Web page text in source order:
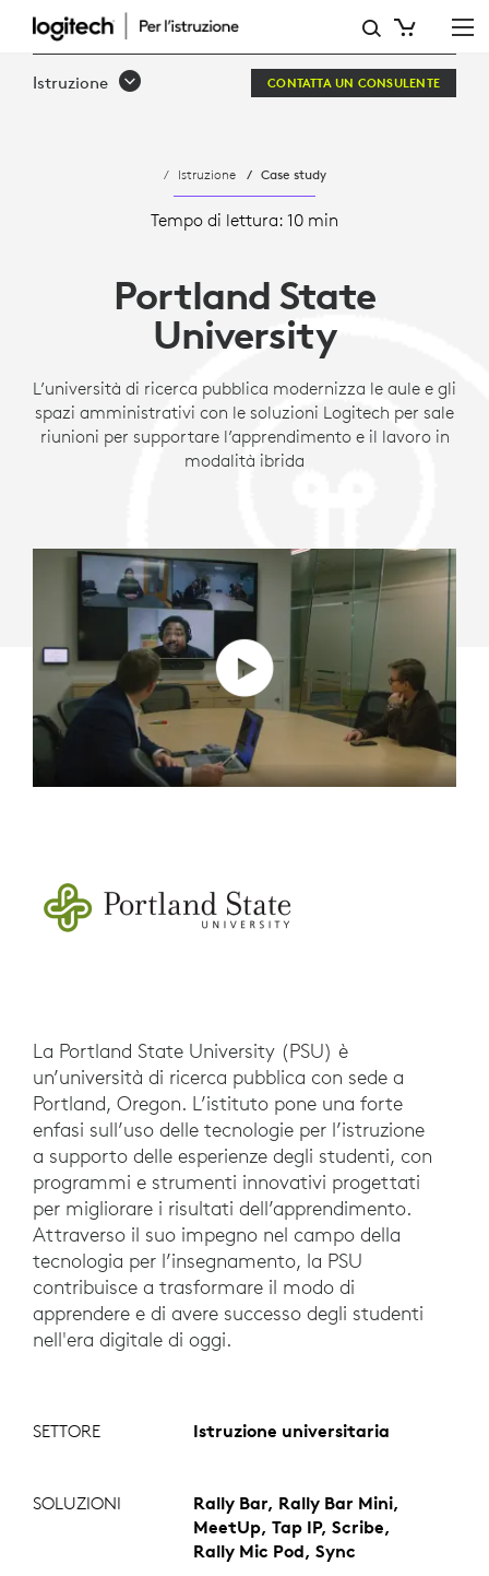
PORTLAND
STATE
Istruzione CONTATTA UN CONSULENTE
Istruzione Case study
Tempo di lettura: 10 min
Portland State
University
L’università di ricerca pubblica modernizza le aule e gli
spazi amministrativi con le soluzioni Logitech per sale
riunioni per supportare l’apprendimento e il lavoro in
modalità ibrida
La Portland State University (PSU) è
un’università di ricerca pubblica con sede a
Portland, Oregon. L’istituto pone una forte
enfasi sull’uso delle tecnologie per l’istruzione
a supporto delle esperienze degli studenti, con
programmi e strumenti innovativi progettati
per migliorare i risultati dell’apprendimento.
Attraverso il suo impegno nel campo della
tecnologia per l’insegnamento, la PSU
contribuisce a trasformare il modo di
apprendere e di avere successo degli studenti
nell'era digitale di oggi.
SETTORE Istruzione universitaria
SOLUZIONI
Rally Bar, Rally Bar Mini,
MeetUp, Tap IP, Scribe,
Rally Mic Pod, Sync